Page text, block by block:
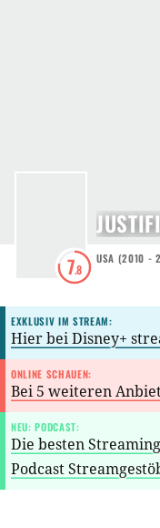
7.8
USA (2010 -
EXKLUSIV IM STREAM:
Hier bei Disney+
ONLINE SCHAUEN:
Bei 5 weiteren
NEU: PODCAST:
Die besten
Podcast